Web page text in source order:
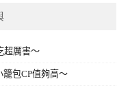
超厲害～
包CP值夠高～